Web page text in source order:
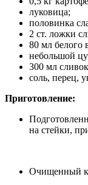
луковица;
половинка
2 ст. ложки
80 мл белого
небольшой
300 мл
соль, перец,
Приготовление:
на стейки,
Очищенный